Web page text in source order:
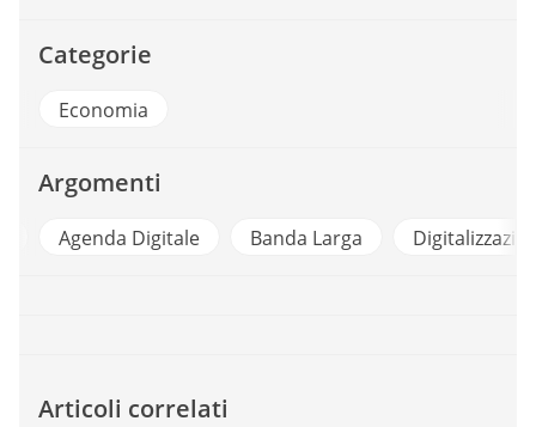
Categorie
Economia
Argomenti
Agenda Digitale Banda Larga
Articoli correlati